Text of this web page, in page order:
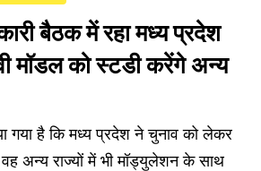
बैठक में रहा मध्य प्रदेश
मॉडल को स्टडी करेंगे अन्य
गया है कि मध्य प्रदेश ने चुनाव को लेकर
वह अन्य राज्यों में भी मॉड्युलेशन के साथ